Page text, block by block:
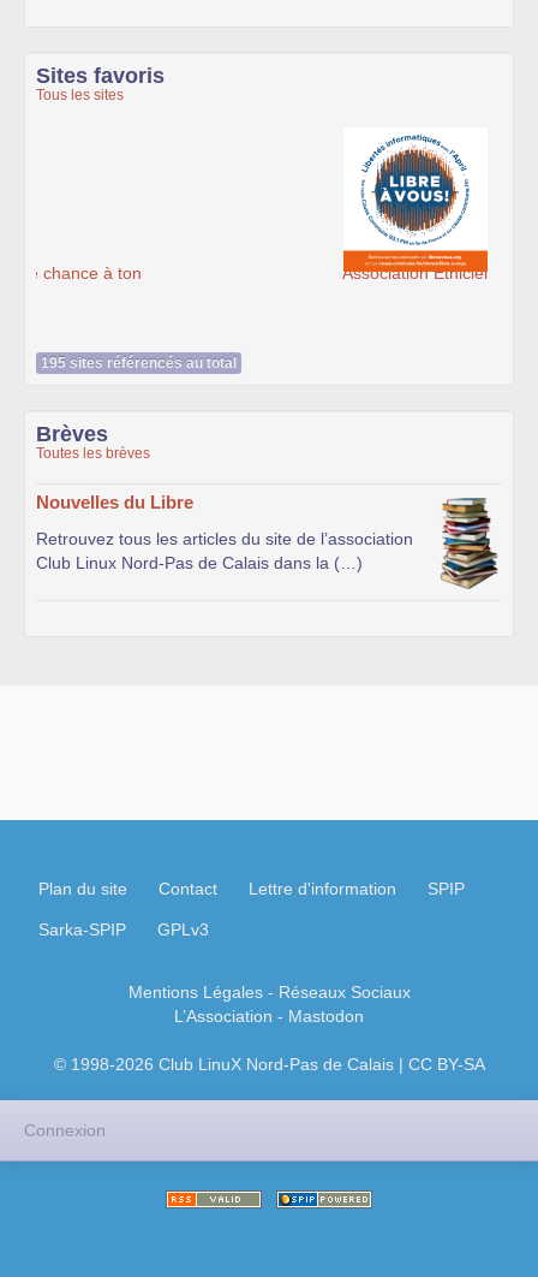
Sites favoris
Tous les sites
195 sites référencés au total
Brèves
Toutes les brèves
Nouvelles du Libre
Retrouvez tous les articles du site de l’association
Club Linux Nord-Pas de Calais dans la (…)
Plan du site Contact Lettre d'information SPIP
Sarka-SPIP GPLv3
Mentions Légales- Réseaux Sociaux
L’Association - Mastodon
© 1998-2026 Club LinuX Nord-Pas de Calais | CC BY-SA
Connexion